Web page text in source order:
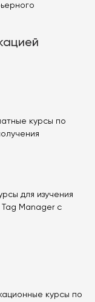
курсы по
для изучения
Manager с
курсы по